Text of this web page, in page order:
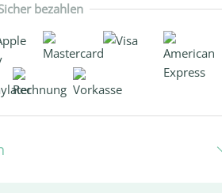
bezahlen